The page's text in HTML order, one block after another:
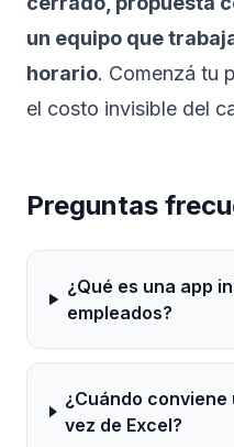
un equipo que
horario. Comenzá tu
el costo invisible del
Preguntas
¿Qué es una app
empleados?
¿Cuándo
vez de Excel?